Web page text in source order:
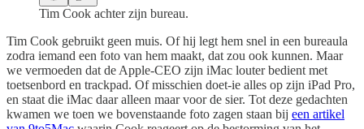
Tim Cook achter zijn bureau.
Tim Cook gebruikt geen muis. Of hij legt hem snel in een bureaula
zodra iemand een foto van hem maakt, dat zou ook kunnen. Maar
we vermoeden dat de Apple-CEO zijn iMac louter bedient met
toetsenbord en trackpad. Of misschien doet-ie alles op zijn iPad Pro,
en staat die iMac daar alleen maar voor de sier. Tot deze gedachten
kwamen we toen we bovenstaande foto zagen staan bij een artikel